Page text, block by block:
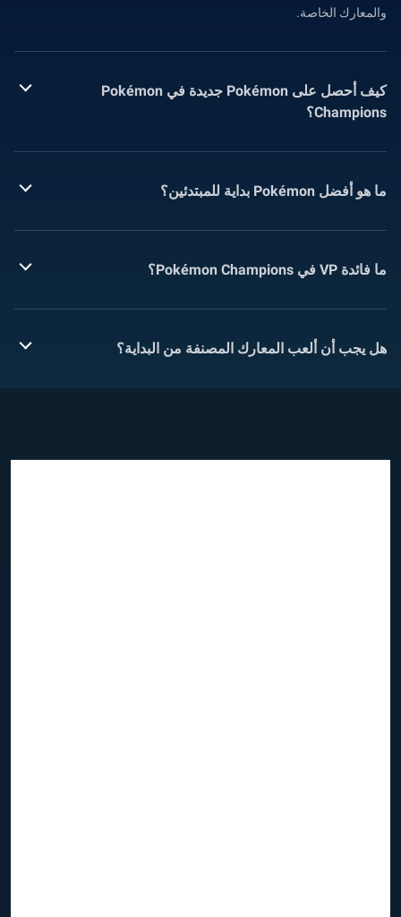
والمعارك الخاصة.
كيف أحصل على Pokémon جديدة في Pokémon
Champions؟
ما هو أفضل Pokémon بداية للمبتدئين؟
ما فائدة VP في Pokémon Champions؟
هل يجب أن ألعب المعارك المصنفة من البداية؟